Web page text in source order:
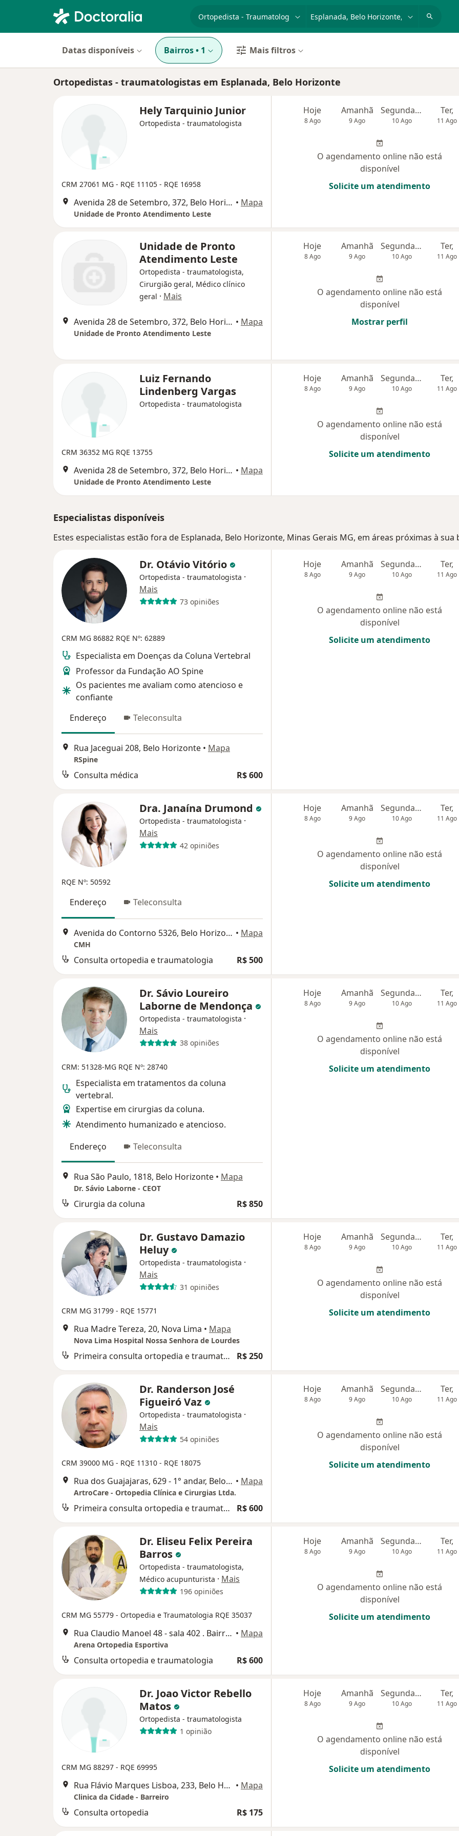
Datas disponíveis Bairros• 1 Mais filtros
Ortopedistas - traumatologistas em Esplanada, Belo Horizonte
Hely Tarquinio Junior
Ortopedista - traumatologista
CRM 27061 MG - RQE 11105 - RQE 16958
Avenida 28 de Setembro, 372, Belo Horizonte • Mapa
Unidade de Pronto Atendimento Leste
Hoje
8 Ago
Amanhã
9 Ago
Segunda-feira
10 Ago
Ter,
11 Ago
O agendamento online não está
disponível
Solicite um atendimento
Unidade de Pronto
Atendimento Leste
Ortopedista - traumatologista,
Cirurgião geral, Médico clínico
geral · Mais
Avenida 28 de Setembro, 372, Belo Horizonte • Mapa
Unidade de Pronto Atendimento Leste
Hoje
8 Ago
Amanhã
9 Ago
Segunda-feira
10 Ago
Ter,
11 Ago
O agendamento online não está
disponível
Mostrar perfil
Luiz Fernando
Lindenberg Vargas
Ortopedista - traumatologista
CRM 36352 MG RQE 13755
Avenida 28 de Setembro, 372, Belo Horizonte • Mapa
Unidade de Pronto Atendimento Leste
Hoje
8 Ago
Amanhã
9 Ago
Segunda-feira
10 Ago
Ter,
11 Ago
O agendamento online não está
disponível
Solicite um atendimento
Especialistas disponíveis
Estes especialistas estão fora de Esplanada, Belo Horizonte, Minas Gerais MG, em áreas próximas à sua
Dr. Otávio Vitório
Ortopedista - traumatologista ·
Mais
73 opiniões
CRM MG 86882 RQE Nº: 62889
Especialista em Doenças da Coluna Vertebral
Professor da Fundação AO Spine
Os pacientes me avaliam como atencioso e
confiante
Endereço
Teleconsulta
Rua Jaceguai 208, Belo Horizonte • Mapa
RSpine
Consulta médica R$ 600
Hoje
8 Ago
Amanhã
9 Ago
Segunda-feira
10 Ago
Ter,
11 Ago
O agendamento online não está
disponível
Solicite um atendimento
Dra. Janaína Drumond
Ortopedista - traumatologista ·
Mais
42 opiniões
RQE Nº: 50592
Endereço Teleconsulta
Avenida do Contorno 5326, Belo Horizonte • Mapa
CMH
Consulta ortopedia e traumatologia R$ 500
Hoje
8 Ago
Amanhã
9 Ago
Segunda-feira
10 Ago
Ter,
11 Ago
O agendamento online não está
disponível
Solicite um atendimento
Dr. Sávio Loureiro
Laborne de Mendonça
Ortopedista - traumatologista ·
Mais
38 opiniões
CRM: 51328-MG RQE Nº: 28740
Especialista em tratamentos da coluna
vertebral.
Expertise em cirurgias da coluna.
Atendimento humanizado e atencioso.
Endereço
Teleconsulta
Rua São Paulo, 1818, Belo Horizonte • Mapa
Dr. Sávio Laborne - CEOT
Cirurgia da coluna R$ 850
Hoje
8 Ago
Amanhã
9 Ago
Segunda-feira
10 Ago
Ter,
11 Ago
O agendamento online não está
disponível
Solicite um atendimento
Dr. Gustavo Damazio
Heluy
Ortopedista - traumatologista ·
Mais
31 opiniões
CRM MG 31799 - RQE 15771
Rua Madre Tereza, 20, Nova Lima • Mapa
Nova Lima Hospital Nossa Senhora de Lourdes
Primeira consulta ortopedia e traumatologia R$ 250
Hoje
8 Ago
Amanhã
9 Ago
Segunda-feira
10 Ago
Ter,
11 Ago
O agendamento online não está
disponível
Solicite um atendimento
Dr. Randerson José
Figueiró Vaz
Ortopedista - traumatologista ·
Mais
54 opiniões
CRM 39000 MG - RQE 11310 - RQE 18075
Rua dos Guajajaras, 629 - 1° andar, Belo Horizonte • Mapa
ArtroCare - Ortopedia Clínica e Cirurgias Ltda.
Primeira consulta ortopedia e traumatologia R$ 600
Hoje
8 Ago
Amanhã
9 Ago
Segunda-feira
10 Ago
Ter,
11 Ago
O agendamento online não está
disponível
Solicite um atendimento
Dr. Eliseu Felix Pereira
Barros
Ortopedista - traumatologista,
Médico acupunturista · Mais
196 opiniões
CRM MG 55779 - Ortopedia e Traumatologia RQE 35037
Rua Claudio Manoel 48 - sala 402 . Bairro Funcionários, Belo Horizonte • Mapa
Arena Ortopedia Esportiva
Consulta ortopedia e traumatologia R$ 600
Hoje
8 Ago
Amanhã
9 Ago
Segunda-feira
10 Ago
Ter,
11 Ago
O agendamento online não está
disponível
Solicite um atendimento
Dr. Joao Victor Rebello
Matos
Ortopedista - traumatologista
1 opinião
CRM MG 88297 - RQE 69995
Rua Flávio Marques Lisboa, 233, Belo Horizonte • Mapa
Clinica da Cidade - Barreiro
Consulta ortopedia R$ 175
Hoje
8 Ago
Amanhã
9 Ago
Segunda-feira
10 Ago
Ter,
11 Ago
O agendamento online não está
disponível
Solicite um atendimento